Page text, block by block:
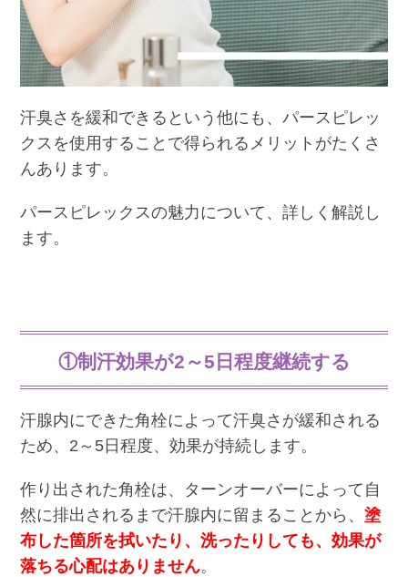
汗臭さを緩和できるという他にも、パースピレッ
クスを使用することで得られるメリットがたくさ
んあります。
パースピレックスの魅力について、詳しく解説し
ます。
①制汗効果が2～5日程度継続する
汗腺内にできた角栓によって汗臭さが緩和される
ため、2～5日程度、効果が持続します。
作り出された角栓は、ターンオーバーによって自
然に排出されるまで汗腺内に留まることから、 塗
布した箇所を拭いたり、洗ったりしても、効果が
落ちる心配はありません。